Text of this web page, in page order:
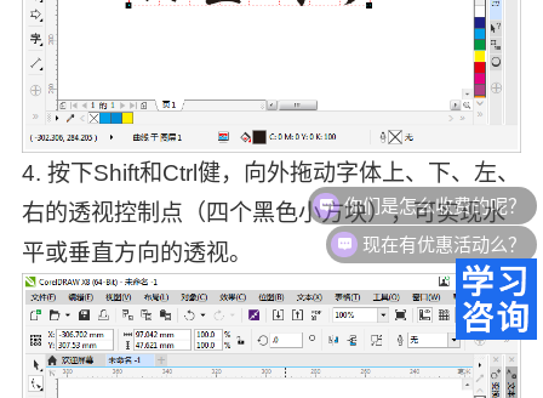
4. 按下Shift和Ctrl健，向外拖动字体上、下、左、
右的透视控制点（四个黑色小方块），可实现水
平或垂直方向的透视。
你们是怎么收费的呢？
现在有优惠活动么？